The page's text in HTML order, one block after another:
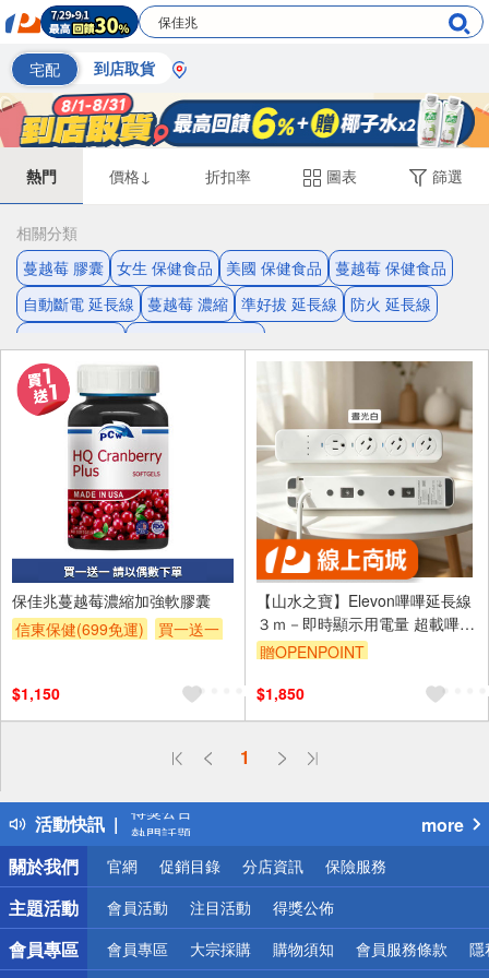
宅配 到店取貨
熱門 價格↓ 折扣率 圖表 篩選
相關分類
蔓越莓 膠囊 女生 保健食品 美國 保健食品
蔓越莓 保健食品
自動斷電 延長線
蔓越莓 濃縮 準好拔 延長線
防火 延長線
保佳兆蔓越莓濃縮加強軟膠囊
信東保健(699免運)
買一送一
$1,150
【山水之寶】Elevon嗶嗶延長線
３ｍ－即時顯示用電量 超載嗶嗶
警示 過熱自動斷電 電流偵測 插
贈OPENPOINT
$1,850
1
活動快訊
偏遠地區配送
得獎公告
熱門話題
銀行優惠
偏遠地區配送
詐騙網頁！請小心！
more
關於我們
官網 促銷目錄 分店資訊 保險服務
主題活動 會員活動 注目活動 得獎公佈
會員專區 會員專區 大宗採購 購物須知 會員服務條款 隱